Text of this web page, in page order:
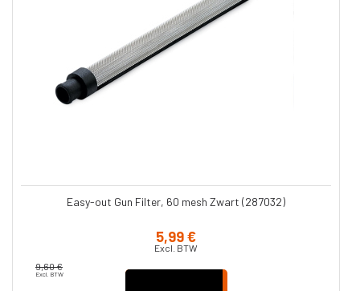
Easy-out Gun Filter, 60 mesh Zwart (287032)
5,99 €
Excl. BTW
9,60 €
Excl. BTW